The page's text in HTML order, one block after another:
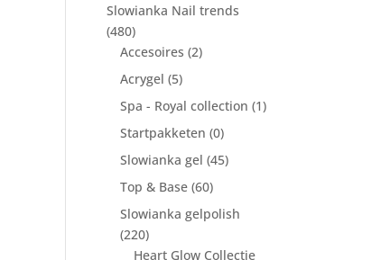
Slowianka Nail trends
(480)
Accesoires (2)
Acrygel (5)
Spa - Royal collection (1)
Startpakketen (0)
Slowianka gel (45)
Top & Base (60)
Slowianka gelpolish
(220)
Heart Glow Collectie